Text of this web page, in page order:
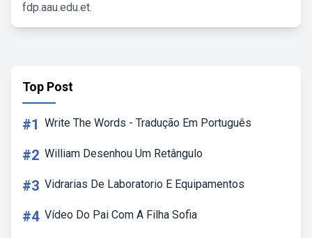
fdp.aau.edu.et.
Top Post
#1 Write The Words - Tradução Em Português
#2 William Desenhou Um Retângulo
#3 Vidrarias De Laboratorio E Equipamentos
#4 Vídeo Do Pai Com A Filha Sofia